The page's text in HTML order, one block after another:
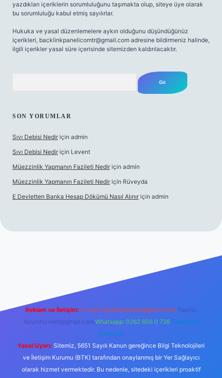
yazdıkları içeriklerin sorumluluğunu taşımakta olup, siteye üye olarak
bu sorumluluğu kabul etmiş sayılırlar.
Hukuka ve yasal düzenlemelere aykırı olduğunu düşündüğünüz
içerikleri, backlinkpanelicomtr@gmail.com adresine bildirmeniz halinde,
ilgili içerikler yasal süre içerisinde sitemizden kaldırılacaktır.
SON YORUMLAR
Sıvı Debisi Nedir için admin
Sıvı Debisi Nedir için Levent
Müezzinlik Yapmanın Fazileti Nedir için admin
Müezzinlik Yapmanın Fazileti Nedir için Rüveyda
E Devletten Banka Hesap Dökümü Nasıl Alınır için admin
Reklam ve İletişim: E-mail: backlinkpaneli@gmail.com Teams:
forumhizmeti@gmail.com Whatsapp: 0262 606 0 726 Telegram:
@karabul
Yasal Uyarı: Sitemiz, 5651 Sayılı Kanun gereğince Bilgi Teknolojileri
ve İletişim Kurumu (BTK) tarafından onaylanmış bir Yer Sağlayıcı
olarak hizmet vermektedir. Bu nedenle, sitedeki içerikleri proaktif